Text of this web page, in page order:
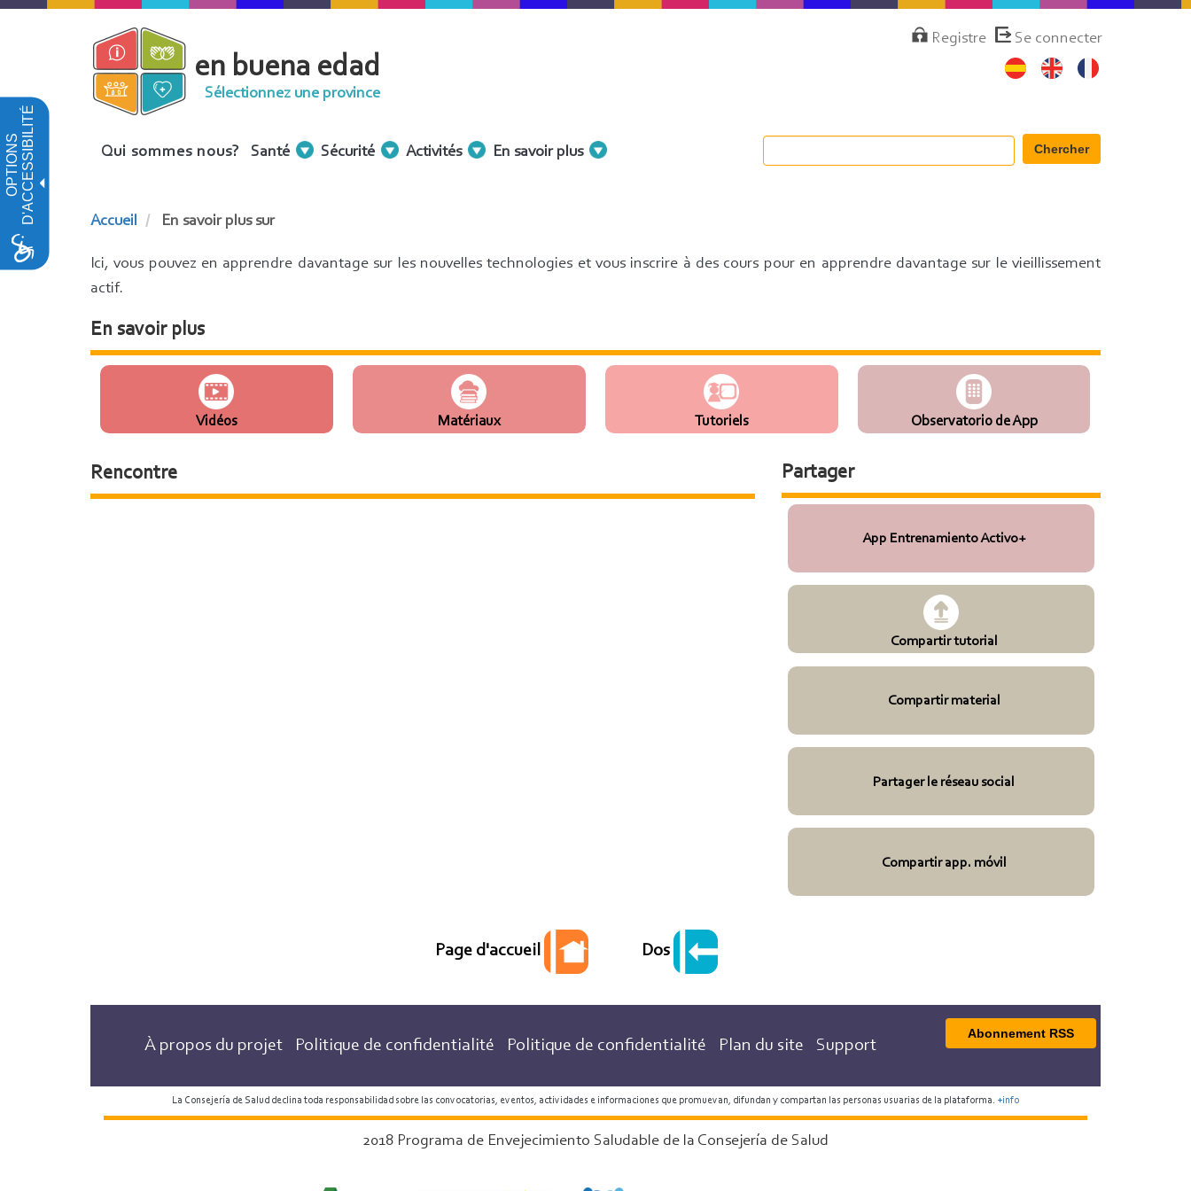
OPTIONSD'ACCESSIBILITÉ
Aller
MenúRegistre Se connecter
en buena edad
Sélectionnez une province
Menu
Qui sommes nous? Santé Sécurité Activités En savoir plus Chercher
Accueil En savoir plus sur
Ici, vous pouvez en apprendre davantage sur les nouvelles technologies et vous inscrire à des cours pour en apprendre davantage sur le vieillissement
actif.
En savoir plus
Vidéos Matériaux Tutoriels Observatorio de App
Rencontre Partager
App Entrenamiento Activo+
Compartir tutorial
Compartir material
Partager le réseau social
Compartir app. móvil
Page d'accueil Dos
À propos du projet Politique de confidentialité Politique de confidentialité Plan du site Support
Abonnement RSS
La Consejería de Salud declina toda responsabilidad sobre las convocatorias, eventos, actividades e informaciones que promuevan, difundan y compartan las personas usuarias de la plataforma. +info
2018 Programa de Envejecimiento Saludable de la Consejería de Salud